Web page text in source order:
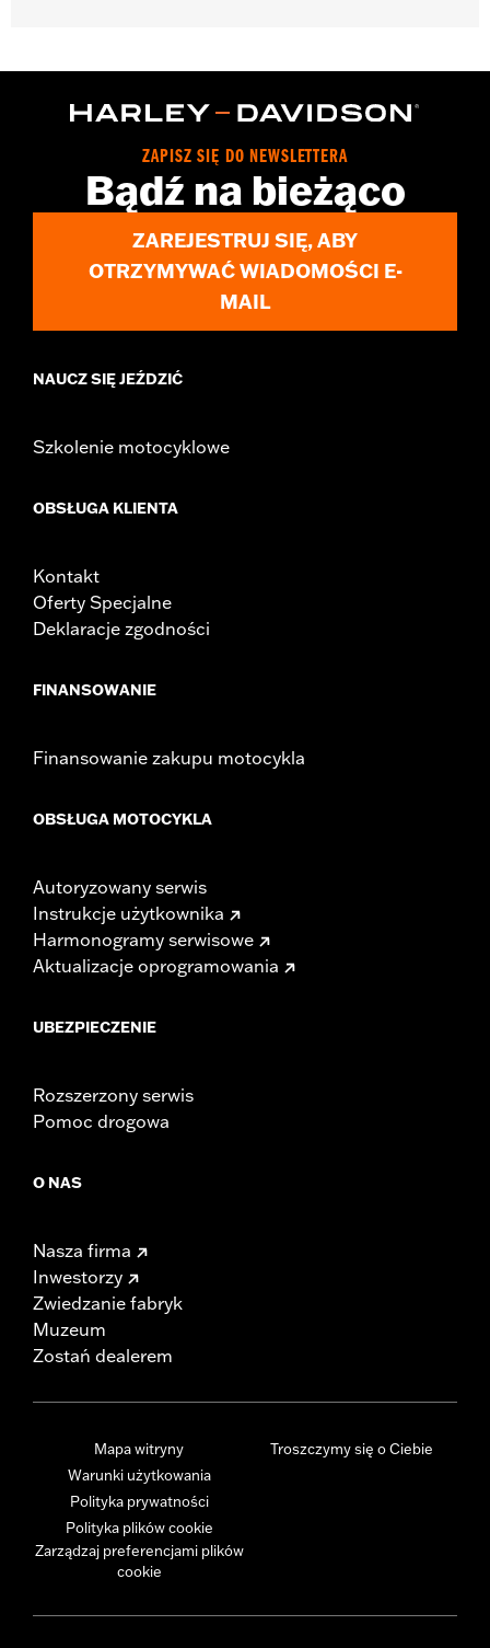
Material Diameter UOM:Inches
10 allen hole plugs
WARRANTY:1 year limited warranty – Go towww.h-
ZAPISZ SIĘ DO NEWSLETTERA
Bądź na bieżąco
ZAREJESTRUJ SIĘ, ABY
OTRZYMYWAĆ WIADOMOŚCI E-
MAIL
NAUCZ SIĘ JEŹDZIĆ
Szkolenie motocyklowe
OBSŁUGA KLIENTA
Kontakt
Oferty Specjalne
Deklaracje zgodności
FINANSOWANIE
Finansowanie zakupu motocykla
OBSŁUGA MOTOCYKLA
Autoryzowany serwis
Instrukcje użytkownika
Harmonogramy serwisowe
Aktualizacje oprogramowania
UBEZPIECZENIE
Rozszerzony serwis
Pomoc drogowa
O NAS
Nasza firma
Inwestorzy
Zwiedzanie fabryk
Muzeum
Zostań dealerem
Mapa witryny
Warunki użytkowania
Polityka prywatności
Polityka plików cookie
Zarządzaj preferencjami plików
cookie
Troszczymy się o Ciebie